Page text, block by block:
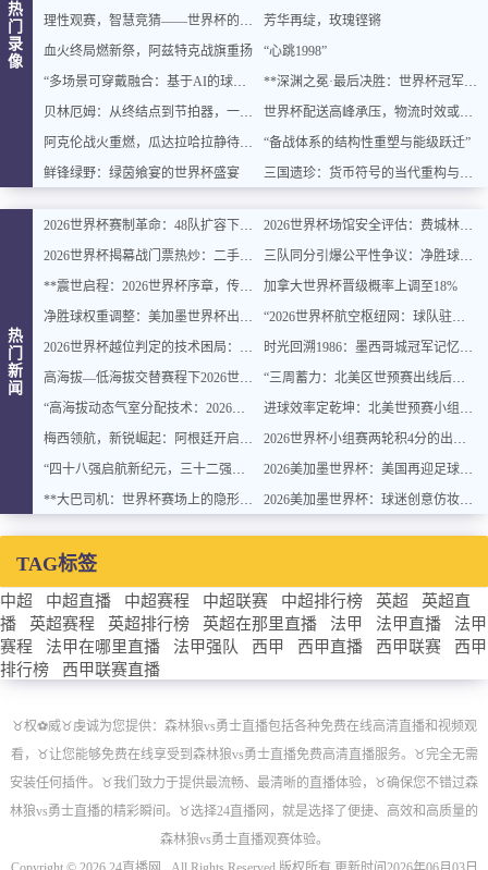
热
门
录
像
理性观赛，智慧竞猜——世界杯的乐趣与平衡之道
血火终局燃新祭，阿兹特克战旗重扬
“多场景可穿戴融合：基于AI的球迷体征数据实时整合与智能增强”
贝林厄姆：从终结点到节拍器，一位中场大师的进化论
阿克伦战火重燃，瓜达拉哈拉静待交锋
鲜锋绿野：绿茵飨宴的世界杯盛宴
芳华再绽，玫瑰铿锵
“心跳1998”
**深渊之冕·最后决胜：世界杯冠军终章**
世界杯配送高峰承压，物流时效或遇延迟挑战
“备战体系的结构性重塑与能级跃迁”
三国遗珍：货币符号的当代重构与文化价值再生
热
门
新
闻
2026世界杯赛制革命：48队扩容下的32强淘汰赛对阵逻辑与规则重塑深度解读
2026世界杯揭幕战门票热炒：二手价翻倍仍被瞬间抢空
**震世启程：2026世界杯序章，传奇燃动**
净胜球权重调整：美加墨世界杯出线规则或迎结构性变化
2026世界杯越位判定的技术困局：毫米级精确与物理极限的博弈边界
高海拔—低海拔交替赛程下2026世界杯球员血氧饱和度的动态追踪与影响机制分析
“高海拔动态气室分配技术：2026世界杯官方用球方案”
梅西领航，新锐崛起：阿根廷开启卫冕新征程
“四十八强启航新纪元，三十二强封存旧章：2026世界杯重塑格局”
**大巴司机：世界杯赛场上的隐形战术指挥官与极限驾驶训练**
2026世界杯场馆安全评估：费城林肯金融球场观众疏散通道宽度合规性深度分析
三队同分引爆公平性争议：净胜球规则再遭质疑
加拿大世界杯晋级概率上调至18%
“2026世界杯航空枢纽网：球队驻地与赛场的快速衔接设计”
时光回溯1986：墨西哥城冠军记忆主题民宿，重燃你的世界杯情怀
“三周蓄力：北美区世预赛出线后的体能优化策略”
进球效率定乾坤：北美世预赛小组排名背后的转化率密码
2026世界杯小组赛两轮积4分的出线概率与晋级稳定性分析
2026美加墨世界杯：美国再迎足球盛宴
2026美加墨世界杯：球迷创意仿妆致敬球星
TAG标签
中超 中超直播 中超赛程 中超联赛 中超排行榜 英超
英超直
播
英超赛程 英超排行榜 英超在那里直播 法甲 法甲直播
法甲
赛程
法甲在哪里直播 法甲强队 西甲 西甲直播 西甲联赛
西甲
排行榜
西甲联赛直播
♉️权⚽威♉️虔诚为您提供：森林狼vs勇士直播包括各种免费在线高清直播和视频观
看，♉️让您能够免费在线享受到森林狼vs勇士直播免费高清直播服务。♉️完全无需
安装任何插件。♉️我们致力于提供最流畅、最清晰的直播体验，♉️确保您不错过森
林狼vs勇士直播的精彩瞬间。♉️选择24直播网，就是选择了便捷、高效和高质量的
森林狼vs勇士直播观赛体验。